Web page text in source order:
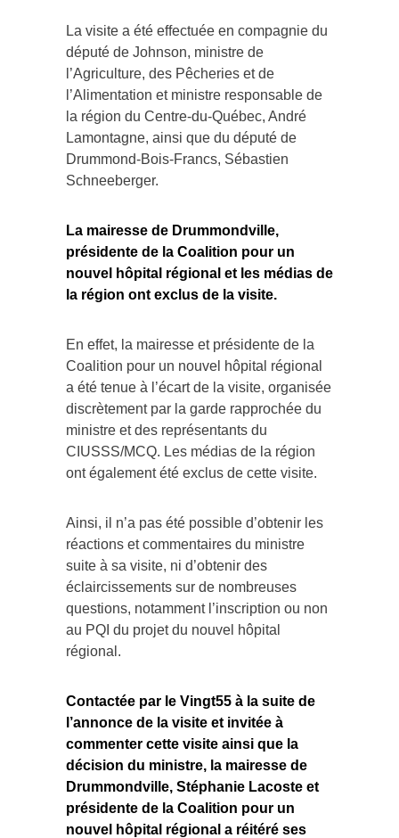
La visite a été effectuée en compagnie du
député de Johnson, ministre de
l’Agriculture, des Pêcheries et de
l’Alimentation et ministre responsable de
la région du Centre-du-Québec, André
Lamontagne, ainsi que du député de
Drummond-Bois-Francs, Sébastien
Schneeberger.
La mairesse de Drummondville,
présidente de la Coalition pour un
nouvel hôpital régional et les médias de
la région ont exclus de la visite.
En effet, la mairesse et présidente de la
Coalition pour un nouvel hôpital régional
a été tenue à l’écart de la visite, organisée
discrètement par la garde rapprochée du
ministre et des représentants du
CIUSSS/MCQ. Les médias de la région
ont également été exclus de cette visite.
Ainsi, il n’a pas été possible d’obtenir les
réactions et commentaires du ministre
suite à sa visite, ni d’obtenir des
éclaircissements sur de nombreuses
questions, notamment l’inscription ou non
au PQI du projet du nouvel hôpital
régional.
Contactée par le Vingt55 à la suite de
l’annonce de la visite et invitée à
commenter cette visite ainsi que la
décision du ministre, la mairesse de
Drummondville, Stéphanie Lacoste et
présidente de la Coalition pour un
nouvel hôpital régional a réitéré ses